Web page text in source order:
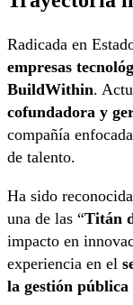
Radicada en
empresas
BuildWithin.
cofundadora y
compañía
de talento.
Ha sido
una de las “Titán
impacto en
experiencia en el
la gestión pública